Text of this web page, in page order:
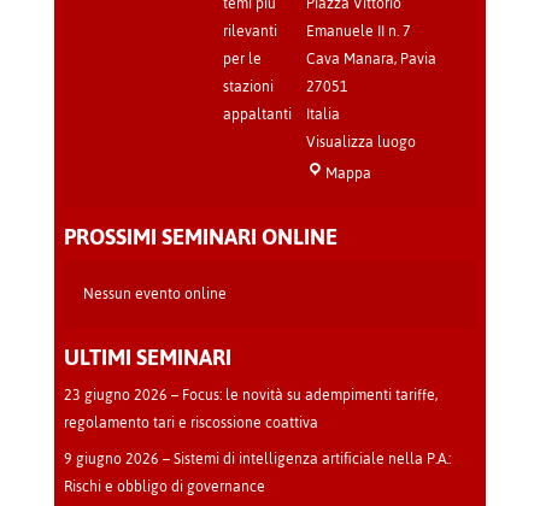
rilevanti
per le
stazioni
appaltanti
Emanuele II n. 7
Cava Manara,Pavia
27051
Italia
Visualizza luogo
Mappa
PROSSIMI SEMINARI ONLINE
Nessun evento online
ULTIMI SEMINARI
23 giugno 2026 – Focus: le novità su adempimenti tariffe,
regolamento tari e riscossione coattiva
9 giugno 2026 – Sistemi di intelligenza artificiale nella P.A.:
Rischi e obbligo di governance